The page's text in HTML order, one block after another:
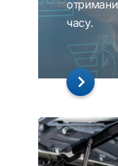
часу.